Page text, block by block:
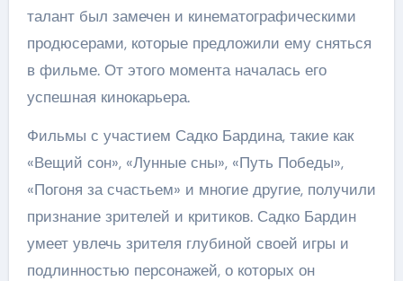
талант был замечен и кинематографическими
продюсерами, которые предложили ему сняться
в фильме. От этого момента началась его
успешная кинокарьера.
Фильмы с участием Садко Бардина, такие как
«Вещий сон», «Лунные сны», «Путь Победы»,
«Погоня за счастьем» и многие другие, получили
признание зрителей и критиков. Садко Бардин
умеет увлечь зрителя глубиной своей игры и
подлинностью персонажей, о которых он